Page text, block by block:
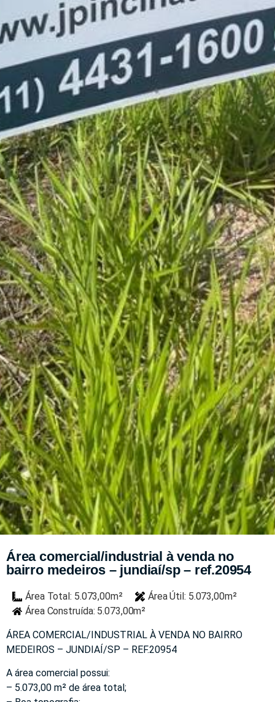
Área comercial/industrial à venda no
bairro medeiros – jundiaí/sp – ref.20954
Área Total: 5.073,00m²
Área Útil: 5.073,00m²
Área Construída: 5.073,00m²
ÁREA COMERCIAL/INDUSTRIAL À VENDA NO BAIRRO
MEDEIROS – JUNDIAÍ/SP – REF.20954
A área comercial possui:
– 5.073,00 m² de área total;